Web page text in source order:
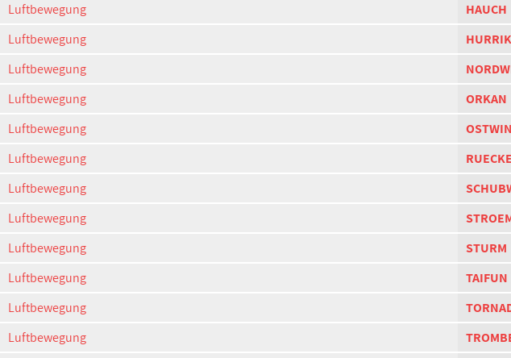
Luftbewegung
HAUCH
Luftbewegung
Luftbewegung
Luftbewegung
ORKAN
Luftbewegung
Luftbewegung
Luftbewegung
Luftbewegung
Luftbewegung
STURM
Luftbewegung
TAIFUN
Luftbewegung
Luftbewegung